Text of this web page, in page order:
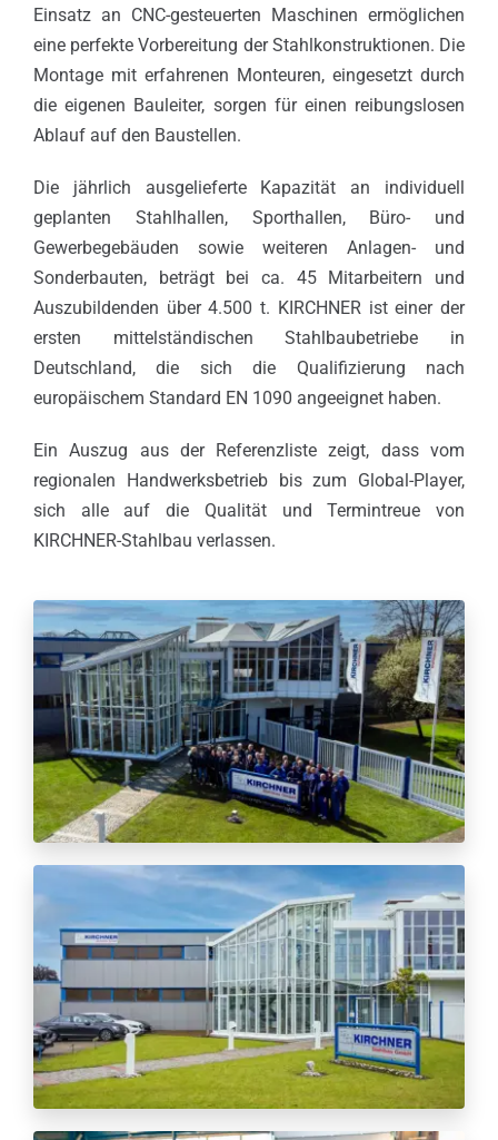
Einsatz an CNC-gesteuerten Maschinen ermöglichen
eine perfekte Vorbereitung der Stahlkonstruktionen. Die
Montage mit erfahrenen Monteuren, eingesetzt durch
die eigenen Bauleiter, sorgen für einen reibungslosen
Ablauf auf den Baustellen.
Die jährlich ausgelieferte Kapazität an individuell
geplanten Stahlhallen, Sporthallen, Büro- und
Gewerbegebäuden sowie weiteren Anlagen- und
Sonderbauten, beträgt bei ca. 45 Mitarbeitern und
Auszubildenden über 4.500 t. KIRCHNER ist einer der
ersten mittelständischen Stahlbaubetriebe in
Deutschland, die sich die Qualifizierung nach
europäischem Standard EN 1090 angeeignet haben.
Ein Auszug aus der Referenzliste zeigt, dass vom
regionalen Handwerksbetrieb bis zum Global-Player,
sich alle auf die Qualität und Termintreue von
KIRCHNER-Stahlbau verlassen.